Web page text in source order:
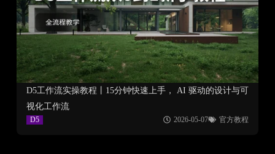
D5工作流实操教程丨15分钟快速上手， AI 驱动的设计与可
视化工作流
D5 2026-05-07 官方教程